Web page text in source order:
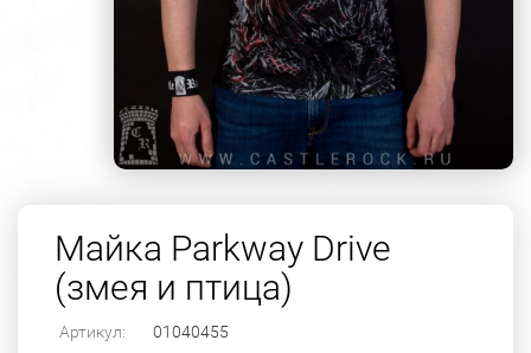
Майка Parkway Drive
(змея и птица)
Артикул: 01040455